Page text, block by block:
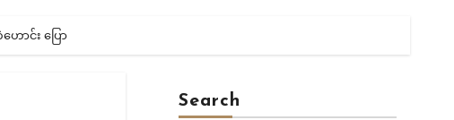
ာင်း ပြော
Search